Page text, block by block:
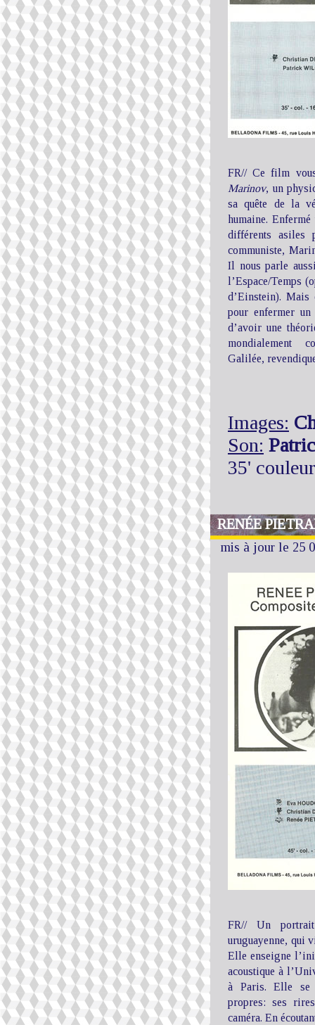
FR// Ce film
Marinov, un
sa quête de la
humaine.
différents asiles
communiste,
Il nous parle
l’Espace/Temps
d’Einstein). Mais
pour enfermer
d’avoir une
mondialement
Galilée,
Images:
Son:
35'
RENÉE
mis à jour le 25
FR// Un portrait
uruguayenne, qui
Elle enseigne
acoustique à
à Paris. Elle se
propres: ses
caméra. En